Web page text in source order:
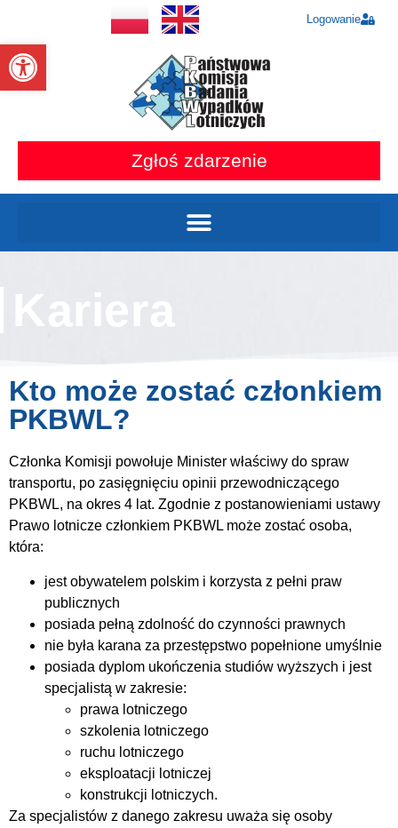
Otwórz pasek narzędzi
Logowanie
Zgłoś zdarzenie
Kto może zostać członkiem
PKBWL?
Członka Komisji powołuje Minister właściwy do spraw
transportu, po zasięgnięciu opinii przewodniczącego
PKBWL, na okres 4 lat. Zgodnie z postanowieniami ustawy
Prawo lotnicze członkiem PKBWL może zostać osoba,
która:
jest obywatelem polskim i korzysta z pełni praw
publicznych
posiada pełną zdolność do czynności prawnych
nie była karana za przestępstwo popełnione umyślnie
posiada dyplom ukończenia studiów wyższych i jest
specjalistą w zakresie:
prawa lotniczego
szkolenia lotniczego
ruchu lotniczego
eksploatacji lotniczej
konstrukcji lotniczych.
Za specjalistów z danego zakresu uważa się osoby